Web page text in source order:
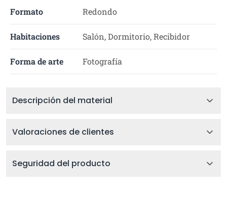
Formato Redondo
Habitaciones Salón, Dormitorio, Recibidor
Forma de arte Fotografía
Descripción del material
Valoraciones de clientes
Seguridad del producto